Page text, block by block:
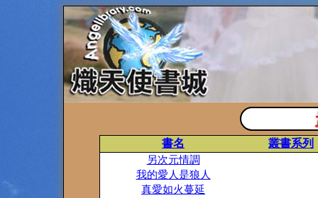
書名 叢書系列
另次元情調
我的愛人是狼人
真愛如火蔓延